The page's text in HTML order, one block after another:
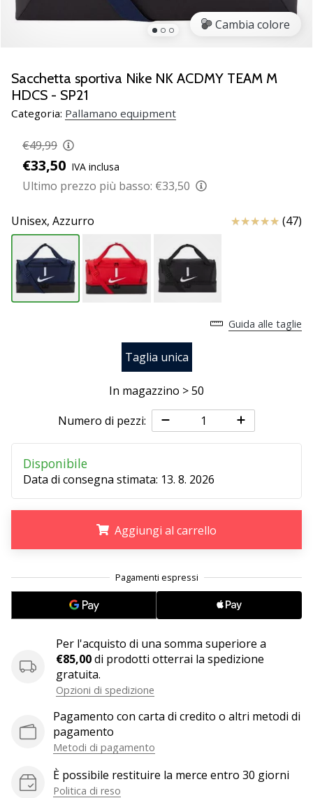
Scopri
da
pallamano
PUMA
Accelerate
SQD
5!
Conosci
tecnici
valuta
se
vale
la…
ambassador
WePlayHandball
tu
fanatico
Unisciti
come
Brand
Ambassador.
Mostra
tutti gli
articoli
Cambia colore
Sacchetta sportiva Nike NK ACDMY TEAM M
HDCS - SP21
Categoria: Pallamano equipment
€49,99
€33,50 IVA inclusa
Ultimo prezzo più basso: €33,50
Unisex, Azzurro Recensioni(47)
Guida alle taglie
Taglia unica
In magazzino > 50
Numero di pezzi:
Disponibile
Data di consegna stimata: 13. 8. 2026
Aggiungi al carrello
Per l'acquisto di una somma superiore a
€85,00di prodotti otterrai la spedizione
gratuita.
Opzioni di spedizione
Pagamento con carta di credito o altri metodi di
pagamento
Metodi di pagamento
È possibile restituire la merce entro 30 giorni
Politica di reso